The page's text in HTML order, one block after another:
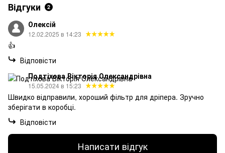
Відгуки 2
Олексій
12.02.2025 в 14:23
👍
Відповісти
Подтіхова Вікторія Олександрівна
15.05.2024 в 15:23
Швидко відправили, хороший фільтр для дріпера. Зручно
зберігати в коробці.
Відповісти
Написати відгук